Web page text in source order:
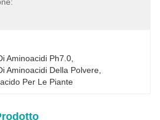
Aminoacidi Ph7.0
Aminoacidi Della Polvere
Per Le Piante